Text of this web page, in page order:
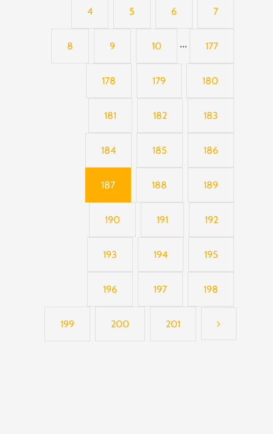
4 5 6 7
8 9 10 ··· 177
178 179 180
181 182 183
184 185 186
187 188 189
190 191 192
193 194 195
196 197 198
199 200 201